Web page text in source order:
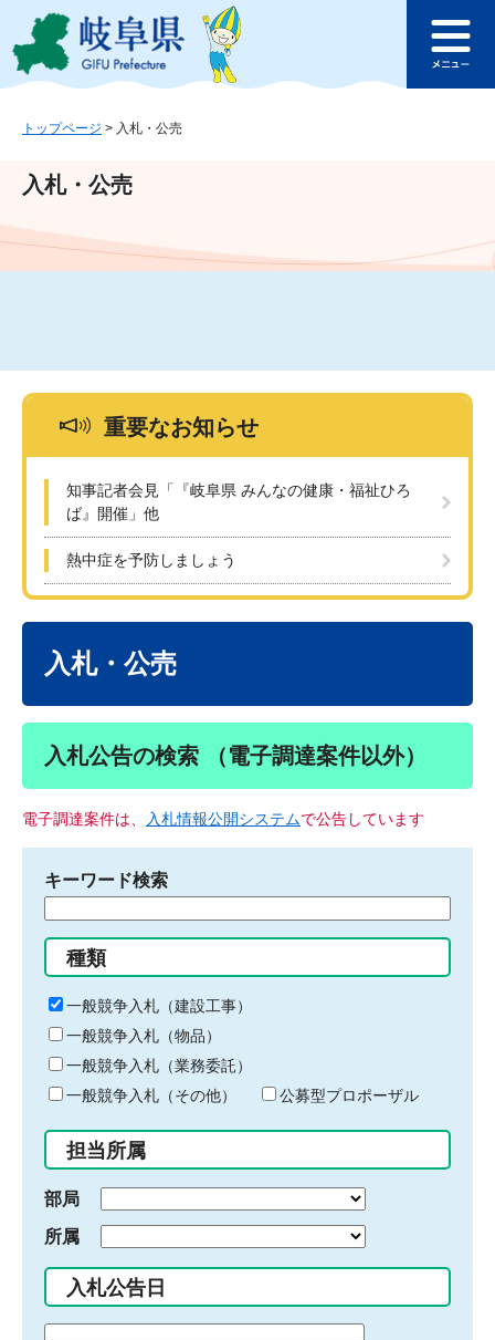
ジ
ュ
文
このページの本文へ
ュ
トップページ > 入札・公売
入札・公売
重要なお知らせ
知事記者会見「『岐阜県 みんなの健康・福祉ひろ
ば』開催」他
熱中症を予防しましょう
入札・公売
入札公告の検索 （電子調達案件以外）
電子調達案件は、 入札情報公開システムで公告しています
キーワード検索
る
キ
ー
ワ
ー
ド
入
力
種類
一般競争入札（建設工事）
一般競争入札（物品）
一般競争入札（業務委託）
一般競争入札（その他）
公募型プロポーザル
担当所属
部局
所属
入札公告日